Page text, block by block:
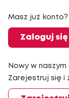
Masz już
Zaloguj się
Nowy w
Zarejestruj się i